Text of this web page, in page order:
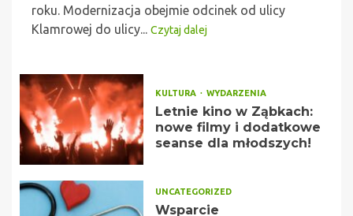
roku. Modernizacja obejmie odcinek od ulicy
Klamrowej do ulicy... Czytaj dalej
KULTURA WYDARZENIA
Letnie kino w Ząbkach:
nowe filmy i dodatkowe
seanse dla młodszych!
UNCATEGORIZED
Wsparcie